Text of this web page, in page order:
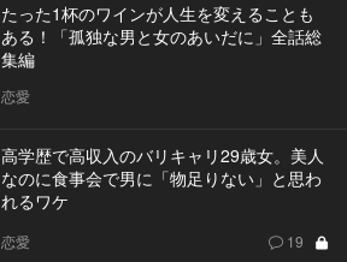
たった1杯のワインが人生を変えることも
ある！「孤独な男と女のあいだに」全話総
集編
恋愛
高学歴で高収入のバリキャリ29歳女。美人
なのに食事会で男に「物足りない」と思わ
れるワケ
恋愛 19